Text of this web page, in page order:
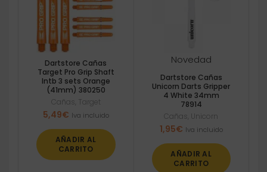
Dartstore Cañas
Target Pro Grip Shaft
Intb 3 sets Orange
(41mm) 380250
Cañas Target
5,49€ Iva incluido
AÑADIR AL
CARRITO
Novedad
Dartstore Cañas
Unicorn Darts Gripper
4 White 34mm
78914
Cañas Unicorn
1,95€ Iva incluido
AÑADIR AL
CARRITO